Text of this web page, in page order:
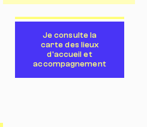
Je consulte la
carte des lieux
d'accueil et
accompagnement